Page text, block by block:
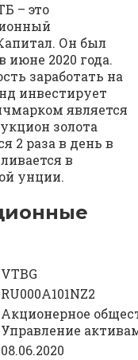
– это
Он был
июне 2020 года.
заработать на
инвестирует
является
золота
2 раза в день в
в
унции.
VTBG
RU000A101NZ2
Акционерное
Управление
08.06.2020